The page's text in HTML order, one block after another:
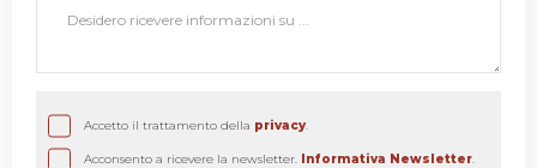
Accetto il trattamento della privacy.
Acconsento a ricevere la newsletter. Informativa Newsletter